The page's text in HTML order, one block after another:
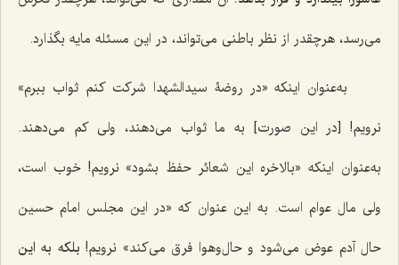
مى‌رسد، هرچقدر از نظر باطنى مى‌تواند، در اين مسئله مايه بگذارد.
به‌عنوان اينكه «در روضۀ سيدالشهدا شركت كنم ثواب ببرم»
نرويم! [در این صورت] به ما ثواب مى‌دهند، ولى كم مى‌دهند.
به‌عنوان اينكه «بالاخره اين شعائر حفظ بشود» نرويم! خوب است،
ولى مال عوام است. به اين عنوان كه «در اين مجلس امام حسین
حال آدم عوض مى‌شود و حال‌و‌هوا فرق مى‌كند» نرويم! بلكه به اين